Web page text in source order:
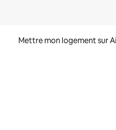
Mettre mon logement sur